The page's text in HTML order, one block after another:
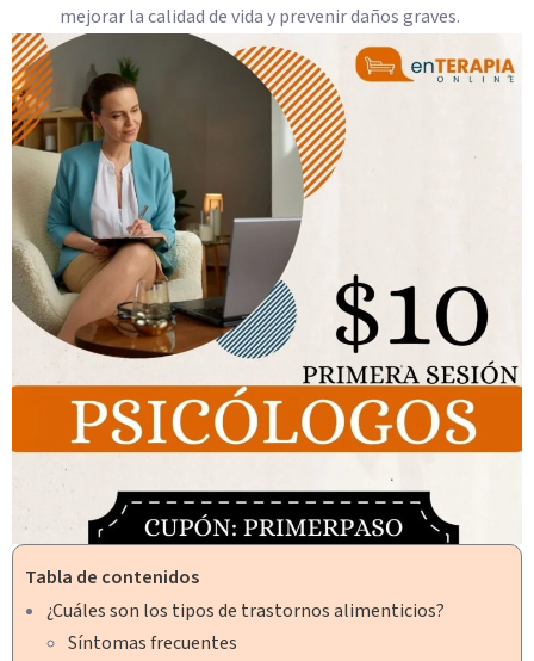
mejorar la calidad de vida y prevenir daños graves.
Tabla de contenidos
¿Cuáles son los tipos de trastornos alimenticios?
Síntomas frecuentes